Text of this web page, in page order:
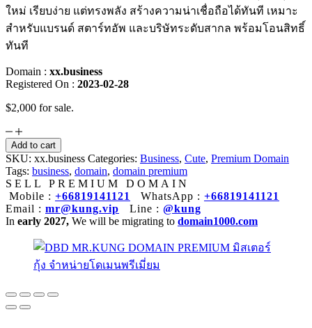
ใหม่ เรียบง่าย แต่ทรงพลัง สร้างความน่าเชื่อถือได้ทันที เหมาะ
สำหรับแบรนด์ สตาร์ทอัพ และบริษัทระดับสากล พร้อมโอนสิทธิ์
ทันที
Domain : xx.business
Registered On : 2023-02-28
$2,000 for sale.
xx.business
quantity
Add to cart
SKU: xx.business Categories: Business, Cute, Premium Domain
Tags: business, domain, domain premium
SELL PREMIUM DOMAIN
Mobile : +66819141121 WhatsApp : +66819141121
Email : mr@kung.vip Line : @kung
In early 2027, We will be migrating to domain1000.com